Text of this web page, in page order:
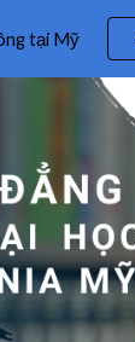
tại Mỹ